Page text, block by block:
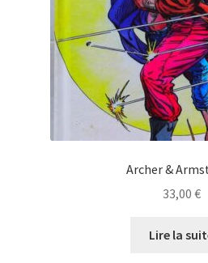
Archer &
33,00 €
Lire la